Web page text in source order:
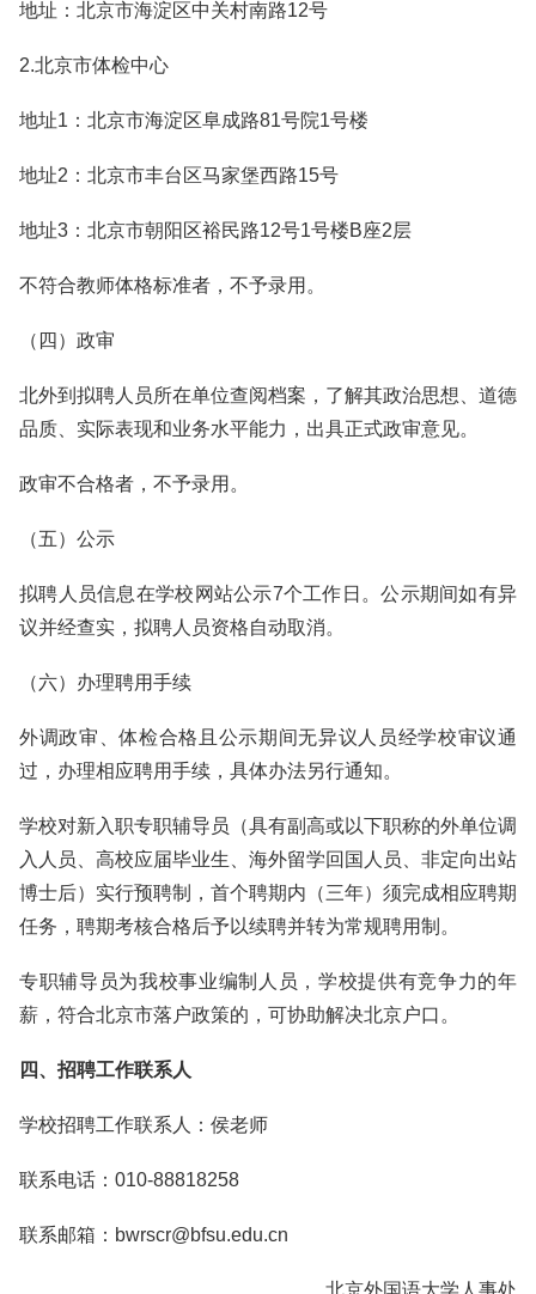
地址：北京市海淀区中关村南路12号
2.北京市体检中心
地址1：北京市海淀区阜成路81号院1号楼
地址2：北京市丰台区马家堡西路15号
地址3：北京市朝阳区裕民路12号1号楼B座2层
不符合教师体格标准者，不予录用。
（四）政审
北外到拟聘人员所在单位查阅档案，了解其政治思想、道德
品质、实际表现和业务水平能力，出具正式政审意见。
政审不合格者，不予录用。
（五）公示
拟聘人员信息在学校网站公示7个工作日。公示期间如有异
议并经查实，拟聘人员资格自动取消。
（六）办理聘用手续
外调政审、体检合格且公示期间无异议人员经学校审议通
过，办理相应聘用手续，具体办法另行通知。
学校对新入职专职辅导员（具有副高或以下职称的外单位调
入人员、高校应届毕业生、海外留学回国人员、非定向出站
博士后）实行预聘制，首个聘期内（三年）须完成相应聘期
任务，聘期考核合格后予以续聘并转为常规聘用制。
专职辅导员为我校事业编制人员，学校提供有竞争力的年
薪，符合北京市落户政策的，可协助解决北京户口。
四、招聘工作联系人
学校招聘工作联系人：侯老师
联系电话：010-88818258
联系邮箱：bwrscr@bfsu.edu.cn
北京外国语大学人事处